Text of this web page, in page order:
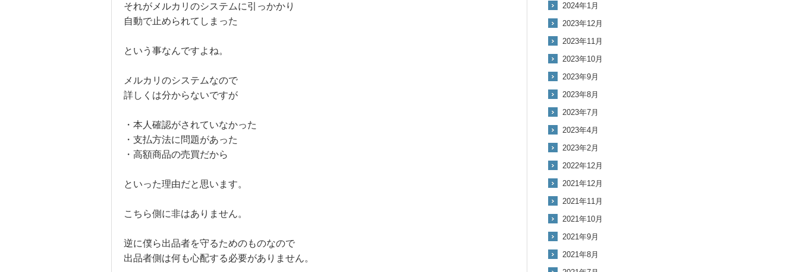
それがメルカリのシステムに引っかかり
自動で止められてしまった
という事なんですよね。
メルカリのシステムなので
詳しくは分からないですが
・本人確認がされていなかった
・支払方法に問題があった
・高額商品の売買だから
といった理由だと思います。
こちら側に非はありません。
逆に僕ら出品者を守るためのものなので
出品者側は何も心配する必要がありません。
2024年1月
2023年12月
2023年11月
2023年10月
2023年9月
2023年8月
2023年7月
2023年4月
2023年2月
2022年12月
2021年12月
2021年11月
2021年10月
2021年9月
2021年8月